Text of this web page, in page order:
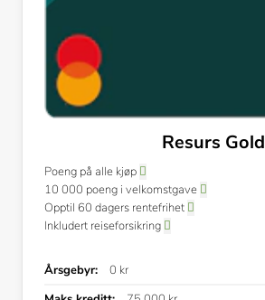
Resurs Gold
Poeng på alle kjøp
10 000 poeng i velkomstgave
Opptil 60 dagers rentefrihet
Inkludert reiseforsikring
Årsgebyr:
0 kr